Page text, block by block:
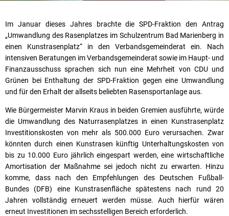
Im Januar dieses Jahres brachte die SPD-Fraktion den Antrag
„Umwandlung des Rasenplatzes im Schulzentrum Bad Marienberg in
einen Kunstrasenplatz“ in den Verbandsgemeinderat ein. Nach
intensiven Beratungen im Verbandsgemeinderat sowie im Haupt- und
Finanzausschuss sprachen sich nun eine Mehrheit von CDU und
Grünen bei Enthaltung der SPD-Fraktion gegen eine Umwandlung
und für den Erhalt der allseits beliebten Rasensportanlage aus.
Wie Bürgermeister Marvin Kraus in beiden Gremien ausführte, würde
die Umwandlung des Naturrasenplatzes in einen Kunstrasenplatz
Investitionskosten von mehr als 500.000 Euro verursachen. Zwar
könnten durch einen Kunstrasen künftig Unterhaltungskosten von
bis zu 10.000 Euro jährlich eingespart werden, eine wirtschaftliche
Amortisation der Maßnahme sei jedoch nicht zu erwarten. Hinzu
komme, dass nach den Empfehlungen des Deutschen Fußball-
Bundes (DFB) eine Kunstrasenfläche spätestens nach rund 20
Jahren vollständig erneuert werden müsse. Auch hierfür wären
erneut Investitionen im sechsstelligen Bereich erforderlich.